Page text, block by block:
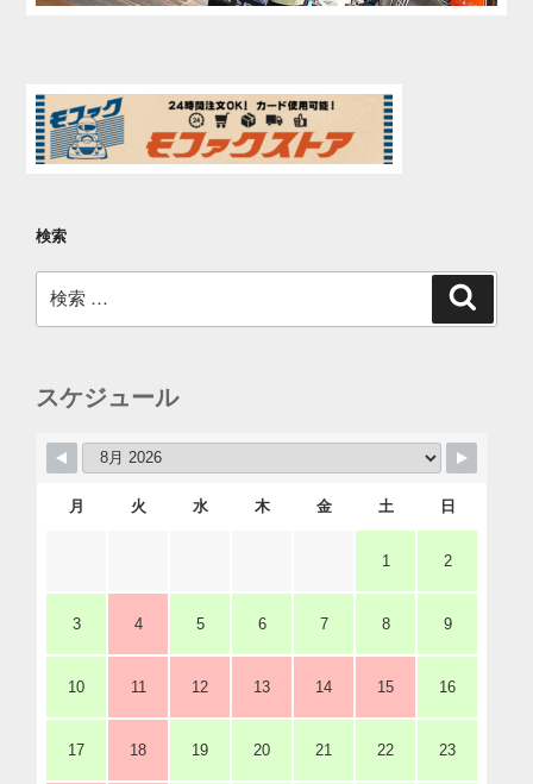
検索
索:
スケジュール
月 火 水 木 金 土 日
1 2
3 4 5 6 7 8 9
10 11 12 13 14 15 16
17 18 19 20 21 22 23